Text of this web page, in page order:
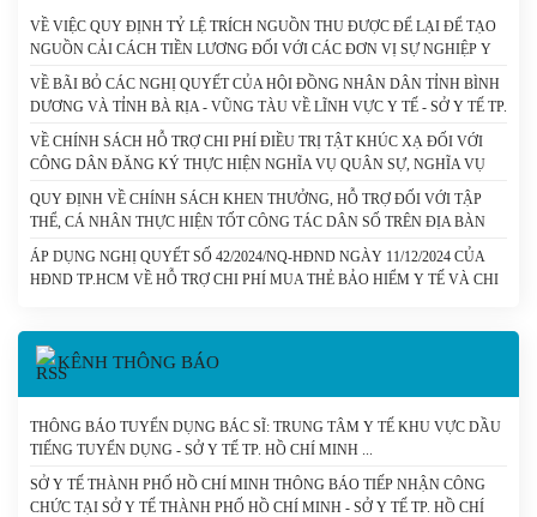
VỀ VIỆC QUY ĐỊNH TỶ LỆ TRÍCH NGUỒN THU ĐƯỢC ĐỂ LẠI ĐỂ TẠO
NGUỒN CẢI CÁCH TIỀN LƯƠNG ĐỐI VỚI CÁC ĐƠN VỊ SỰ NGHIỆP Y
TẾ CÔNG LẬP CÓ SỐ THU LỚN DO THÀNH PHỐ HỒ CHÍ MINH QUẢN
LÝ (CHUNG) - SỞ Y TẾ TP. HỒ CHÍ MINH
VỀ BÃI BỎ CÁC NGHỊ QUYẾT CỦA HỘI ĐỒNG NHÂN DÂN TỈNH BÌNH
DƯƠNG VÀ TỈNH BÀ RỊA - VŨNG TÀU VỀ LĨNH VỰC Y TẾ - SỞ Y TẾ TP.
HỒ CHÍ MINH
VỀ CHÍNH SÁCH HỖ TRỢ CHI PHÍ ĐIỀU TRỊ TẬT KHÚC XẠ ĐỐI VỚI
CÔNG DÂN ĐĂNG KÝ THỰC HIỆN NGHĨA VỤ QUÂN SỰ, NGHĨA VỤ
THAM GIA CÔNG AN NHÂN DÂN - SỞ Y TẾ TP. HỒ CHÍ MINH
QUY ĐỊNH VỀ CHÍNH SÁCH KHEN THƯỞNG, HỖ TRỢ ĐỐI VỚI TẬP
THỂ, CÁ NHÂN THỰC HIỆN TỐT CÔNG TÁC DÂN SỐ TRÊN ĐỊA BÀN
THÀNH PHỐ HỒ CHÍ MINH. - SỞ Y TẾ TP. HỒ CHÍ MINH
ÁP DỤNG NGHỊ QUYẾT SỐ 42/2024/NQ-HĐND NGÀY 11/12/2024 CỦA
HĐND TP.HCM VỀ HỖ TRỢ CHI PHÍ MUA THẺ BẢO HIỂM Y TẾ VÀ CHI
CHÍ MINH
KÊNH THÔNG BÁO
THÔNG BÁO TUYỂN DỤNG BÁC SĨ: TRUNG TÂM Y TẾ KHU VỰC DẦU
TIẾNG TUYỂN DỤNG - SỞ Y TẾ TP. HỒ CHÍ MINH
SỞ Y TẾ THÀNH PHỐ HỒ CHÍ MINH THÔNG BÁO TIẾP NHẬN CÔNG
CHỨC TẠI SỞ Y TẾ THÀNH PHỐ HỒ CHÍ MINH - SỞ Y TẾ TP. HỒ CHÍ